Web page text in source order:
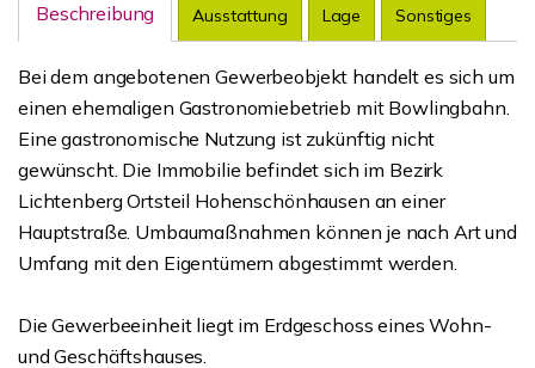
Beschreibung Ausstattung Lage Sonstiges
Bei dem angebotenen Gewerbeobjekt handelt es sich um
einen ehemaligen Gastronomiebetrieb mit Bowlingbahn.
Eine gastronomische Nutzung ist zukünftig nicht
gewünscht. Die Immobilie befindet sich im Bezirk
Lichtenberg Ortsteil Hohenschönhausen an einer
Hauptstraße. Umbaumaßnahmen können je nach Art und
Umfang mit den Eigentümern abgestimmt werden.
Die Gewerbeeinheit liegt im Erdgeschoss eines Wohn-
und Geschäftshauses.